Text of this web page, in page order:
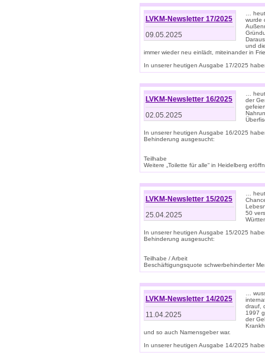
LVKM-Newsletter 17/2025
09.05.2025
…
wurde
und
immer wieder neu einlädt, miteinander in
In unserer heutigen Ausgabe 17/2025
LVKM-Newsletter 16/2025
02.05.2025
…
der
In unserer heutigen Ausgabe 16/2025
Behinderung ausgesucht:
Teilhabe
Weitere „Toilette für alle“ in Heidelberg
LVKM-Newsletter 15/2025
25.04.2025
…
50
In unserer heutigen Ausgabe 15/2025
Behinderung ausgesucht:
Teilhabe / Arbeit
Beschäftigungsquote schwerbehinderter
LVKM-Newsletter 14/2025
11.04.2025
…
drauf,
1997
der
und so auch Namensgeber war.
In unserer heutigen Ausgabe 14/2025